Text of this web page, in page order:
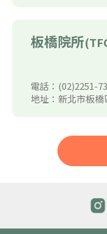
板橋院所
電話：(02)2251-
地址：新北市板